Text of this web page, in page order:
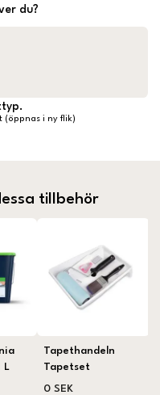
du?
(öppnas i ny flik)
tillbehör
L
Tapethandeln
Tapetset
0 SEK